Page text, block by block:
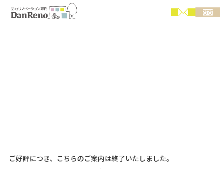
ご好評につき、こちらのご案内は終了いたしました。